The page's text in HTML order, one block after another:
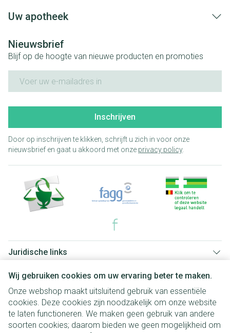
Wij gebruiken cookies om uw ervaring beter te maken.
Onze webshop maakt uitsluitend gebruik van essentiële
cookies. Deze cookies zijn noodzakelijk om onze website
te laten functioneren. We maken geen gebruik van andere
soorten cookies; daarom bieden we geen mogelijkheid om
Uw apotheek
Nieuwsbrief
Blijf op de hoogte van nieuwe producten en promoties
Inschrijven
Door op inschrijven te klikken, schrijft u zich in voor onze
nieuwsbrief en gaat u akkoord met onze privacy policy.
Juridische links